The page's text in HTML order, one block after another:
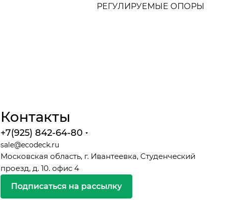
РЕГУЛИРУЕМЫЕ ОПОРЫ
Контакты
+7(925) 842-64-80
sale@ecodeck.ru
Московская область, г. Ивантеевка, Студенческий
проезд, д. 10. офис 4
Подписаться на рассылку